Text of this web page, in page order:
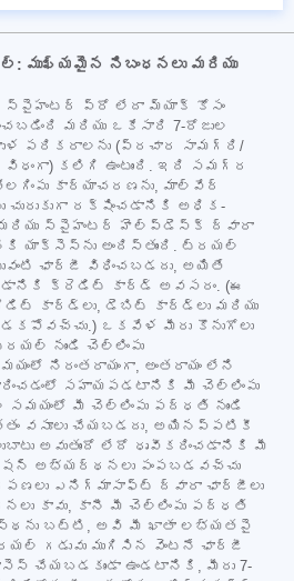
ముఖ్యమైన నిబంధనలు మరియు
ప్రో లేదా మ్యాక్ కోసం
మరియు ఒకేసారి 7-రోజుల
పరికరాలను (ప్రచార సామగ్రి/
కలిగి ఉంటుంది. ఇది సమగ్ర
కార్యాచరణను, మాల్వేర్
చురుకుగా రక్షించడానికి అధిక-
మరియు స్పైహంటర్ హెల్ప్‌డెస్క్ ద్వారా
యాక్సెస్‌ను అందిస్తుంది. ట్రయల్
ఛార్జీ విధించబడదు, అయితే
క్రెడిట్ కార్డ్ అవసరం. (ఈ
కార్డ్‌లు, డెబిట్ కార్డ్‌లు మరియు
ఒకవేళ మీరు కొనుగోలు
నుండి చెల్లింపు
నిరంతరాయంగా, అంతరాయం లేని
సహాయపడటానికి మీ చెల్లింపు
మీ చెల్లింపు పద్ధతి నుండి
వసూలు చేయబడదు, అయినప్పటికీ
అవుతుందో లేదో ధృవీకరించడానికి మీ
అభ్యర్థనలు పంపబడవచ్చు
ఎనిగ్మాసాఫ్ట్ ద్వారా ఛార్జీలు
కావు, కానీ మీ చెల్లింపు పద్ధతి
బట్టి, అవి మీ ఖాతా లభ్యతపై
గడువు ముగిసిన వెంటనే ఛార్జీ
చేయబడకుండా ఉండటానికి, మీరు 7-